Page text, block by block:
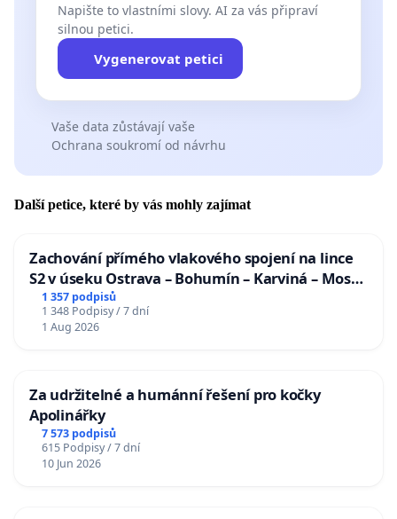
Napište to vlastními slovy. AI za vás připraví
silnou petici.
Vygenerovat petici
Vaše data zůstávají vaše
Ochrana soukromí od návrhu
Další petice, které by vás mohly zajímat
Zachování přímého vlakového spojení na lince
S2 v úseku Ostrava – Bohumín – Karviná – Mosty
u Jablunkova
1 357 podpisů
1 348 Podpisy / 7 dní
1 Aug 2026
Za udržitelné a humánní řešení pro kočky
Apolinářky
7 573 podpisů
615 Podpisy / 7 dní
10 Jun 2026